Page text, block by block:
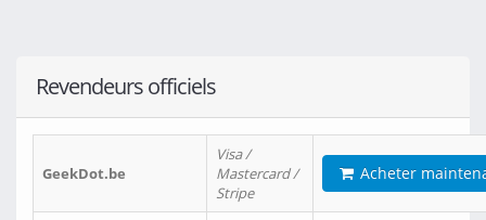
Revendeurs officiels
GeekDot.be
Visa /
Mastercard /
Stripe
Acheter